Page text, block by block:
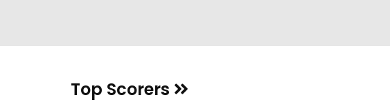
Top Scorers